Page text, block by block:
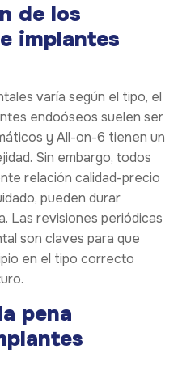
de los
implantes
varía según el tipo, el
endoóseos suelen ser
y All-on-6 tienen un
Sin embargo, todos
relación calidad-precio
pueden durar
Las revisiones periódicas
son claves para que
en el tipo correcto
pena